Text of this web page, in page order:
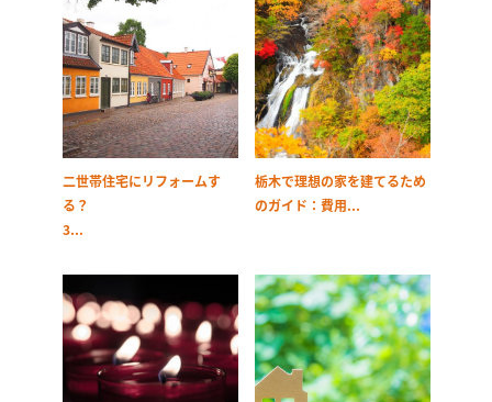
二世帯住宅にリフォームす
る？
3...
栃木で理想の家を建てるため
のガイド：費用...